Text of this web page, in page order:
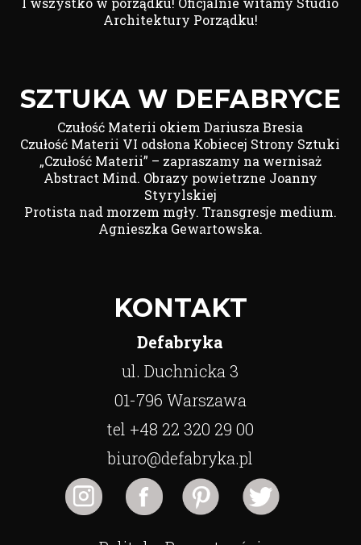
Architektury Porządku!
SZTUKA W DEFABRYCE
Czułość Materii okiem Dariusza Bresia
Czułość Materii VI odsłona Kobiecej Strony Sztuki
„Czułość Materii” – zapraszamy na wernisaż
Abstract Mind. Obrazy powietrzne Joanny
Styrylskiej
Protista nad morzem mgły. Transgresje medium.
Agnieszka Gewartowska.
KONTAKT
Defabryka
ul. Duchnicka 3
01-796 Warszawa
tel +48 22 320 29 00
biuro@defabryka.pl